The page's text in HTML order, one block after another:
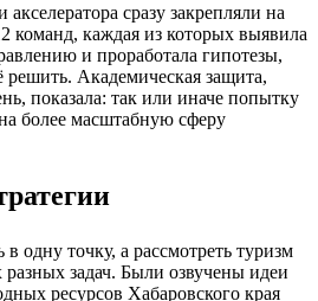
сразу закрепляли на
команд, каждая из которых выявила
и проработала гипотезы,
Академическая защита,
показала: так или иначе попытку
более масштабную сферу
одну точку, а рассмотреть туризм
задач. Были озвучены идеи
ресурсов Хабаровского края